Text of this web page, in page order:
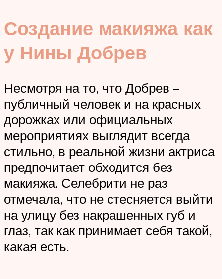
Создание макияжа как
у Нины Добрев
Несмотря на то, что Добрев –
публичный человек и на красных
дорожках или официальных
мероприятиях выглядит всегда
стильно, в реальной жизни актриса
предпочитает обходится без
макияжа. Селебрити не раз
отмечала, что не стесняется выйти
на улицу без накрашенных губ и
глаз, так как принимает себя такой,
какая есть.